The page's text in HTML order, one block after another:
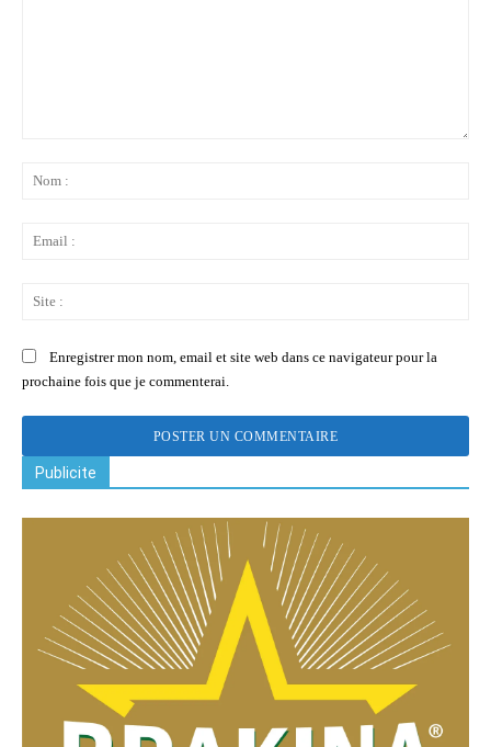
Enregistrer mon nom, email et site web dans ce navigateur pour la
prochaine fois que je commenterai.
Publicite